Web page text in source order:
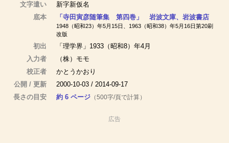
文字遣い
新字新仮名
底本
「寺田寅彦随筆集 第四巻」 岩波文庫、岩波書店
1948（昭和23）年5月15日、1963（昭和38）年5月16日第20刷
改版
初出
「理学界」1933（昭和8）年4月
入力者
（株）モモ
校正者
かとうかおり
公開 / 更新
2000-10-03 / 2014-09-17
長さの目安
約 6 ページ （500字/頁で計算）
広告